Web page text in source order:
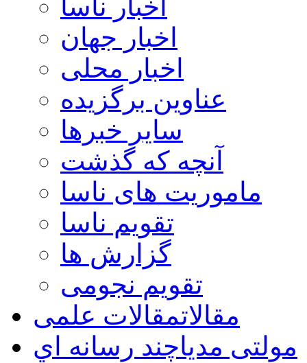
اخبار ناسا
اخبار جهان
اخبار محلی
عناوین برگزیده
سایر خبرها
آنچه که گذشت
ماموریت های ناسا
تقویم ناسا
گزارش ها
تقویم نجومی
مقالاتمقالات علمی
مولتی مدیاچند رسانه اي